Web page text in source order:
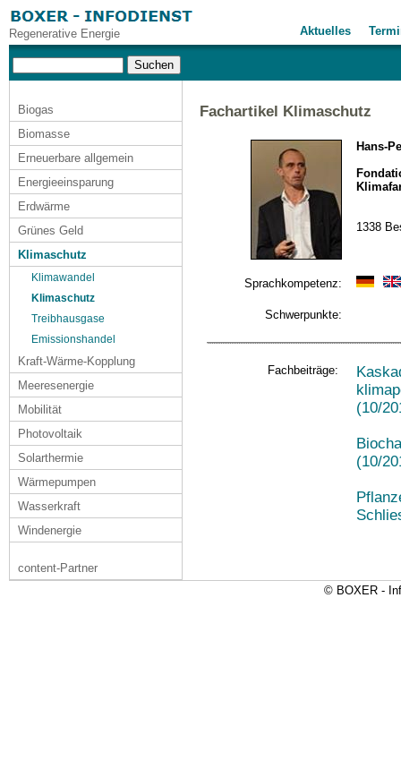
Regenerative Energie Aktuelles
Biogas
Biomasse
Erneuerbare allgemein
Energieeinsparung
Erdwärme
Grünes Geld
Klimaschutz
Klimawandel
Klimaschutz
Treibhausgase
Emissionshandel
Kraft-Wärme-Kopplung
Meeresenergie
Mobilität
Photovoltaik
Solarthermie
Wärmepumpen
Wasserkraft
Windenergie
content-Partner
Fachartikel Klimaschutz
Hans-
1338
Sprachkompetenz:
Schwerpunkte:
Fachbeiträge:
(10/
(10/
© BOXER -